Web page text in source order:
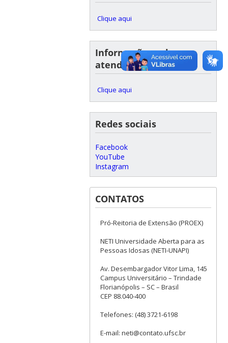
Clique aqui
Informações sobre
atendimento
Clique aqui
Redes sociais
Facebook
YouTube
Instagram
CONTATOS
Pró-Reitoria de Extensão (PROEX)
NETI Universidade Aberta para as
Pessoas Idosas (NETI-UNAPI)
Av. Desembargador Vitor Lima, 145
Campus Universitário – Trindade
Florianópolis – SC – Brasil
CEP 88.040-400
Telefones: (48) 3721-6198
E-mail: neti@contato.ufsc.br